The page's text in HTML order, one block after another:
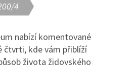
4
nabízí komentované
čtvrti, kde vám přiblíží
života židovského